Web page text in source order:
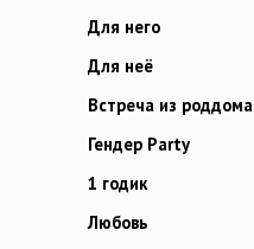
Для него
Для неё
Встреча из роддома
Гендер Party
1 годик
Любовь